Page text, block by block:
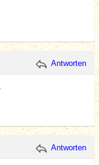
Antworten
Antworten